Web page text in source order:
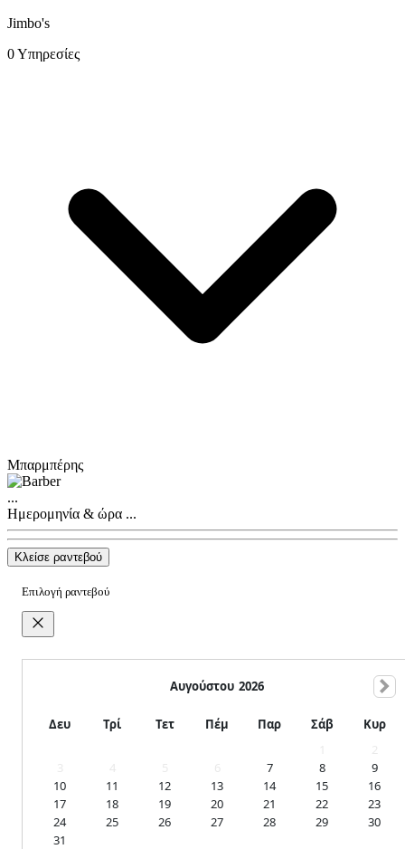
Jimbo's
0 Υπηρεσίες
Μπαρμπέρης
...
Ημερομηνία & ώρα ...
Κλείσε ραντεβού
Επιλογή ραντεβού
Αυγούστου 2026
Δευ Τρί Τετ Πέμ Παρ Σάβ
Κυρ
7 8
9
10
11 12 13 14 15
16
17
18 19 20 21 22
23
24
25 26 27 28 29
30
31